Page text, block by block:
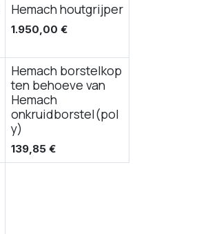
Hemach houtgrijper
1.950,00 €
Hemach borstelkop
ten behoeve van
Hemach
onkruidborstel(pol
y)
139,85 €